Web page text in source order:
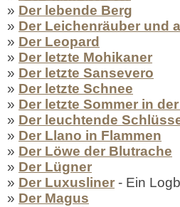
» Der lebende Berg
» Der Leichenräuber und
» Der Leopard
» Der letzte Mohikaner
» Der letzte Sansevero
» Der letzte Schnee
» Der letzte Sommer in
» Der leuchtende
» Der Llano in Flammen
» Der Löwe der Blutrache
» Der Lügner
» Der Luxusliner - Ein
» Der Magus